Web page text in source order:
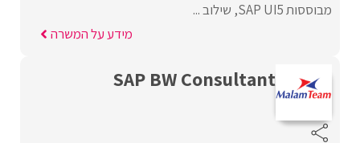
מבוססות SAP UI5, שילוב ...
מידע על המשרה
SAP BW Consultant